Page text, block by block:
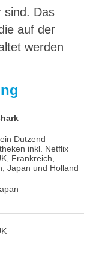
sind. Das
auf der
werden
Dutzend
inkl. Netflix
Frankreich,
Japan und Holland